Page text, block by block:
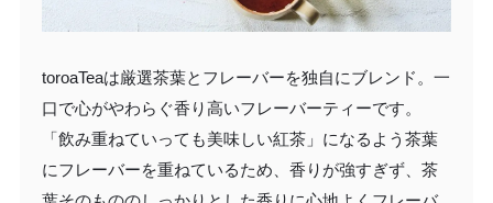
toroaTeaは厳選茶葉とフレーバーを独自にブレンド。一
口で心がやわらぐ香り高いフレーバーティーです。
「飲み重ねていっても美味しい紅茶」になるよう茶葉
にフレーバーを重ねているため、香りが強すぎず、茶